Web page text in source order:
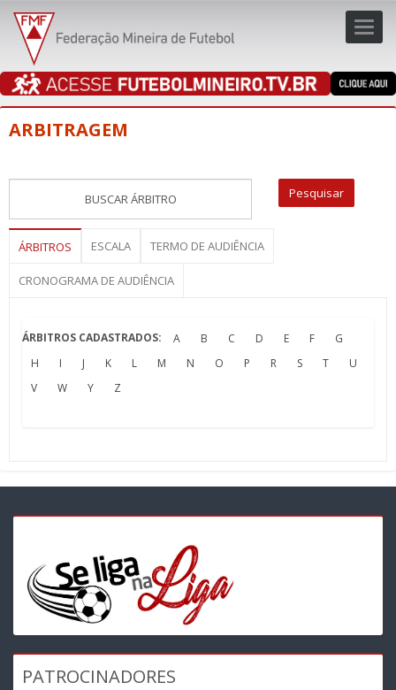
ARBITRAGEM
ÁRBITROS ESCALA TERMO DE AUDIÊNCIA
CRONOGRAMA DE AUDIÊNCIA
ÁRBITROS CADASTRADOS: A B C D E F
G
H
I J K L M N O P R S T
U
V
W Y Z
PATROCINADORES